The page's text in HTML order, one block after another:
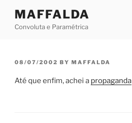
content
MAFFALDA
Convoluta e Paramétrica
POSTED
08/07/2002 BY MAFFALDA
Até que enfim, achei a propaganda